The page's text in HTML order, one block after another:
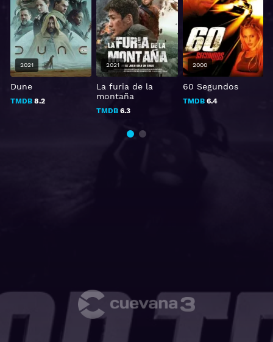
Dune
TMDB8.2
2021
La furia de la
montaña
TMDB 6.3
2021
60 Segundos
TMDB6.4
2000